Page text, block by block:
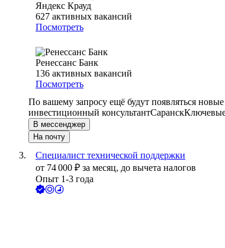
Яндекс Крауд
627 активных вакансий
Посмотреть
Ренессанс Банк
136 активных вакансий
Посмотреть
По вашему запросу ещё будут появляться
инвестиционный консультантСаранск
В мессенджер
На почту
Специалист технической поддержки
от 74 000 ₽ за месяц, до вычета налогов
Опыт 1-3 года